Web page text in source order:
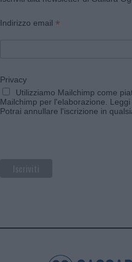
Indirizzo email *
Privacy
Utilizziamo Mailchimp come
Mailchimp per l'elaborazione.
Potrai annullare l'iscrizione in